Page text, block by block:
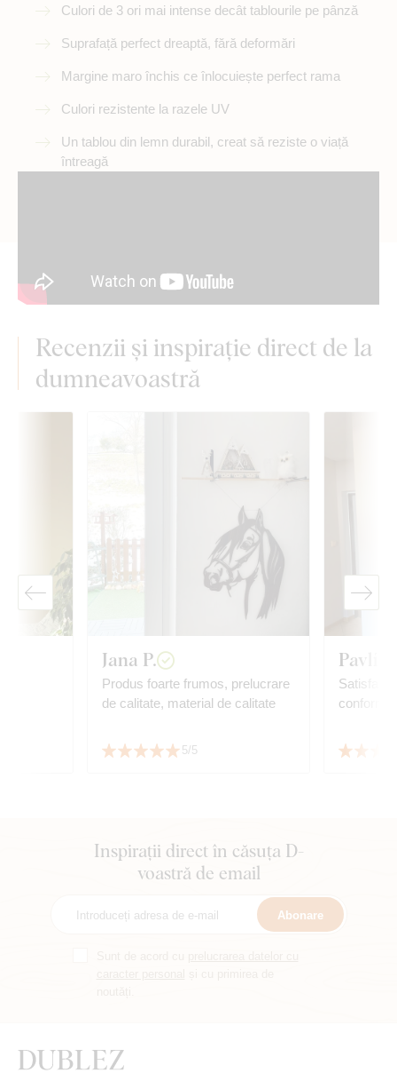
Culori de 3 ori mai intense decât tablourile pe pânză
Suprafață perfect dreaptă, fără deformări
Margine maro închis ce înlocuiește perfect rama
Culori rezistente la razele UV
Un tablou din lemn durabil, creat să reziste o viață
întreagă
Recenzii și inspirație direct de la
dumneavoastră
Jana P.
Produs foarte frumos, prelucrare
de calitate, material de calitate
5/5
conform
Inspirații direct în căsuța D-
voastră de email
Abonare